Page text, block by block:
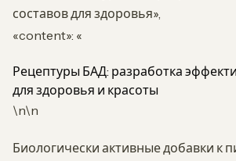
составов для здоровья»,
«content»: «
Рецептуры БАД: разработка
для здоровья и красоты
\n\n
Биологически активные добавки к